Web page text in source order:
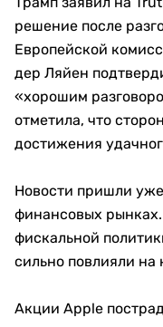
решение после
Европейской
дер Ляйен
«хорошим
отметила, что
достижения
Новости пришли
финансовых
фискальной
сильно повлияли на
Акции Apple